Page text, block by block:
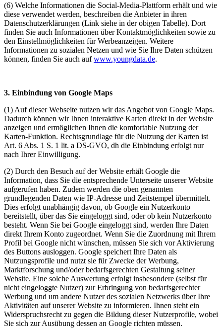
(6) Welche Informationen die Social-Media-Plattform erhält und wie
diese verwendet werden, beschreiben die Anbieter in ihren
Datenschutzerklärungen (Link siehe in der obigen Tabelle). Dort
finden Sie auch Informationen über Kontaktmöglichkeiten sowie zu
den Einstellmöglichkeiten für Werbeanzeigen. Weitere
Informationen zu sozialen Netzen und wie Sie Ihre Daten schützen
können, finden Sie auch aufwww.youngdata.de.
3. Einbindung von Google Maps
(1) Auf dieser Webseite nutzen wir das Angebot von Google Maps.
Dadurch können wir Ihnen interaktive Karten direkt in der Website
anzeigen und ermöglichen Ihnen die komfortable Nutzung der
Karten-Funktion. Rechtsgrundlage für die Nutzung der Karten ist
Art. 6 Abs. 1 S. 1 lit. a DS-GVO, dh die Einbindung erfolgt nur
nach Ihrer Einwilligung.
(2) Durch den Besuch auf der Website erhält Google die
Information, dass Sie die entsprechende Unterseite unserer Website
aufgerufen haben. Zudem werden die oben genannten
grundlegenden Daten wie IP-Adresse und Zeitstempel übermittelt.
Dies erfolgt unabhängig davon, ob Google ein Nutzerkonto
bereitstellt, über das Sie eingeloggt sind, oder ob kein Nutzerkonto
besteht. Wenn Sie bei Google eingeloggt sind, werden Ihre Daten
direkt Ihrem Konto zugeordnet. Wenn Sie die Zuordnung mit Ihrem
Profil bei Google nicht wünschen, müssen Sie sich vor Aktivierung
des Buttons ausloggen. Google speichert Ihre Daten als
Nutzungsprofile und nutzt sie für Zwecke der Werbung,
Marktforschung und/oder bedarfsgerechten Gestaltung seiner
Website. Eine solche Auswertung erfolgt insbesondere (selbst für
nicht eingeloggte Nutzer) zur Erbringung von bedarfsgerechter
Werbung und um andere Nutzer des sozialen Netzwerks über Ihre
Aktivitäten auf unserer Website zu informieren. Ihnen steht ein
Widerspruchsrecht zu gegen die Bildung dieser Nutzerprofile, wobei
Sie sich zur Ausübung dessen an Google richten müssen.